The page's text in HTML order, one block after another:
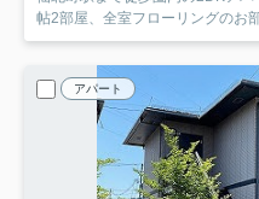
帖2部屋、全室フローリングのお
アパート